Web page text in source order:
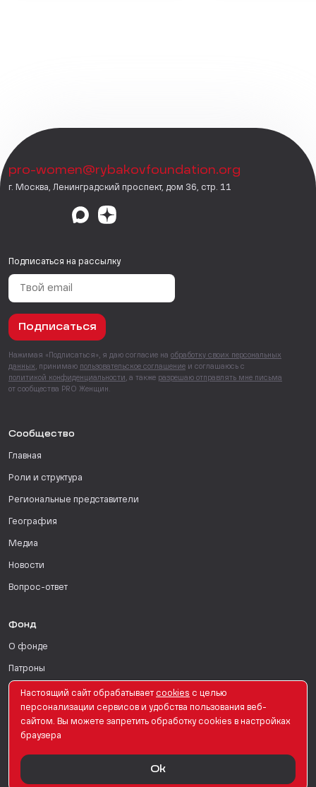
pro-women@rybakovfoundation.org
г. Москва, Ленинградский проспект, дом 36, стр. 11
Подписаться на рассылку
Подписаться
Нажимая «Подписаться», я даю согласие на обработку своих персональных
данных , принимаю пользовательское соглашение и соглашаюсь с
политикой конфиденциальности , а также разрешаю отправлять мне письма
от сообщества PRO Женщин.
Сообщество
Главная
Роли и структура
Региональные представители
География
Медиа
Новости
Вопрос-ответ
Фонд
О фонде
Патроны
Поддержать
Для СМИ
© PRO Женщин. Все права защищены. 2026
Настоящий сайт обрабатывает сookies с целью
персонализации сервисов и удобства пользования веб-
сайтом. Вы можете запретить обработку сookies в настройках
браузера
Ok